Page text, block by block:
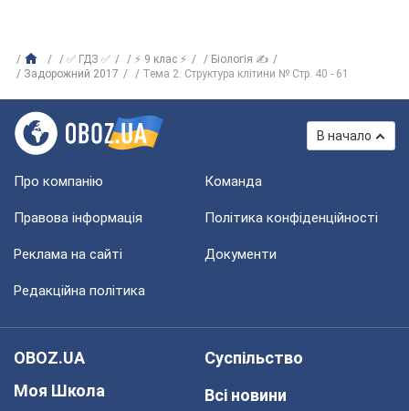
✅ ГДЗ ✅ ⚡ 9 клас ⚡
Біологія ✍
Задорожний 2017
Тема 2. Структура клітини № Стр. 40 - 61
В начало
Про компанію Команда
Правова інформація Політика конфіденційності
Реклама на сайті Документи
Редакційна політика
OBOZ.UA
Моя Школа
Суспільство
Всі новини